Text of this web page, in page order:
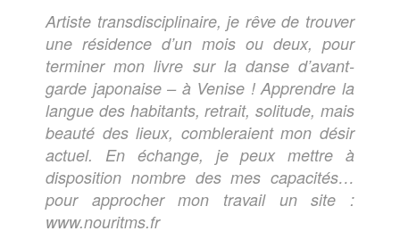
Artiste transdisciplinaire, je rêve de trouver
une résidence d’un mois ou deux, pour
terminer mon livre sur la danse d’avant-
garde japonaise – à Venise ! Apprendre la
langue des habitants, retrait, solitude, mais
beauté des lieux, combleraient mon désir
actuel. En échange, je peux mettre à
disposition nombre des mes capacités…
pour approcher mon travail un site :
www.nouritms.fr